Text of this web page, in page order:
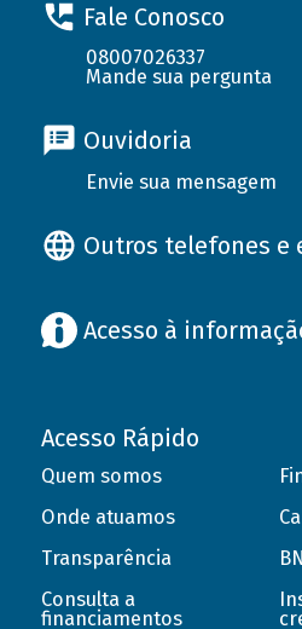
Fale Conosco
08007026337
Mande sua pergunta
Ouvidoria
Envie sua mensagem
Outros telefones e
Acesso à
Acesso Rápido
Quem somos
Onde atuamos
Transparência
Consulta a
financiamentos